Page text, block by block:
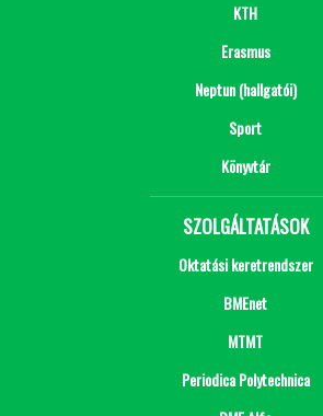
KTH
Erasmus
Neptun (hallgatói)
Sport
Könyvtár
SZOLGÁLTATÁSOK
Oktatási keretrendszer
BMEnet
MTMT
Periodica Polytechnica